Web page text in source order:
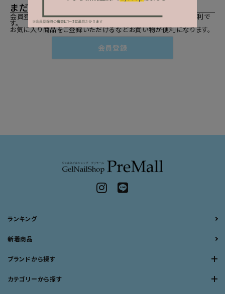
まだご登録がお済みでないお客様
会員登録をしていただきますと、二度目のお買い物時にとても便利で
す。
お気に入り商品をご登録いただけるなどお買い物が便利になります。
会員登録
ランキング
新着商品
ブランドから探す
カテゴリーから探す